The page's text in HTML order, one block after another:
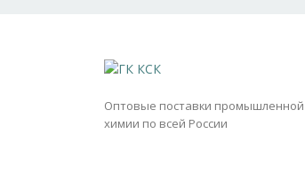
Оптовые поставки промышленной
химии по всей России